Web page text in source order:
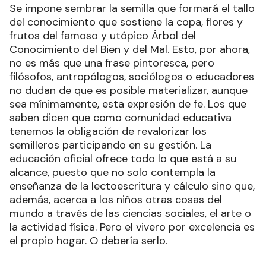
Se impone sembrar la semilla que formará el tallo
del conocimiento que sostiene la copa, flores y
frutos del famoso y utópico Árbol del
Conocimiento del Bien y del Mal. Esto, por ahora,
no es más que una frase pintoresca, pero
filósofos, antropólogos, sociólogos o educadores
no dudan de que es posible materializar, aunque
sea mínimamente, esta expresión de fe. Los que
saben dicen que como comunidad educativa
tenemos la obligación de revalorizar los
semilleros participando en su gestión. La
educación oficial ofrece todo lo que está a su
alcance, puesto que no solo contempla la
enseñanza de la lectoescritura y cálculo sino que,
además, acerca a los niños otras cosas del
mundo a través de las ciencias sociales, el arte o
la actividad física. Pero el vivero por excelencia es
el propio hogar. O debería serlo.